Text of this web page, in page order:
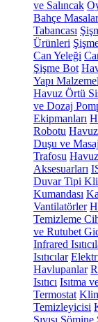
ve Salıncak
Bahçe
Tabancası
Ürünleri
Can Yeleği
Şişme Bot
Yapı
Havuz Örtü
ve Dozaj
Ekipmanları
Robotu Havuz
Duşu ve
Trafosu
Aksesuarları
Duvar Tipi
Kumandası
Vantilatörler
Temizleme
ve Rutubet
Infrared
Isıtıcılar
Havlupanlar
Isıtıcı Isıtma
Termostat
Temizleyicisi
Sıvısı Şömine